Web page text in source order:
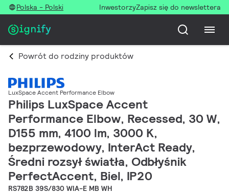
Polska - Polski InwestorzyZapisz się do newslettera
Powrót do rodziny produktów
LuxSpace Accent Performance Elbow
Philips LuxSpace Accent
Performance Elbow, Recessed, 30 W,
D155 mm, 4100 lm, 3000 K,
bezprzewodowy, InterAct Ready,
Średni rozsył światła, Odbłyśnik
PerfectAccent, Biel, IP20
RS782B 39S/830 WIA-E MB WH